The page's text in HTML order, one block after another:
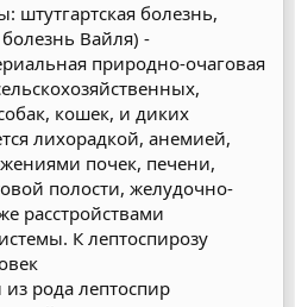
штутгартская болезнь,
Вайля) -
природно-очаговая
кошек, и диких
лихорадкой, анемией,
почек, печени,
полости, желудочно-
расстройствами
К лептоспирозу
из рода лептоспир